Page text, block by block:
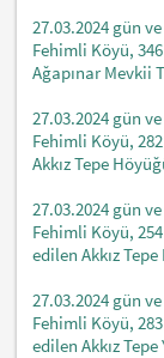
27.03.2024 gün
Fehimli Köyü,
Ağapınar Mevkii
27.03.2024 gün
Fehimli Köyü,
Akkız Tepe
27.03.2024 gün
Fehimli Köyü,
edilen Akkız
27.03.2024 gün
Fehimli Köyü,
edilen Akkız